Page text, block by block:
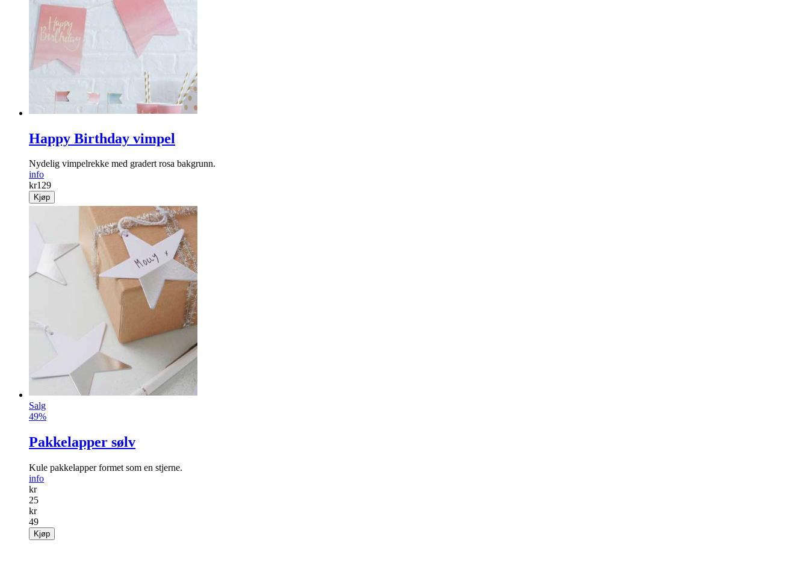
Happy Birthday vimpel
Nydelig vimpelrekke med gradert rosa bakgrunn.
info
kr129
Kjøp
Salg
49%
Pakkelapper sølv
Kule pakkelapper formet som en stjerne.
info
kr
25
kr
49
Kjøp